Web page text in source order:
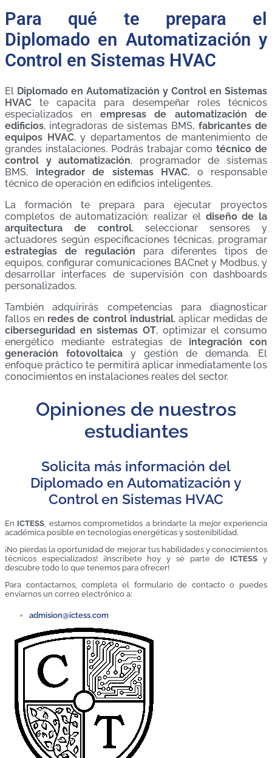
Para qué te prepara el
Diplomado en Automatización y
Control en Sistemas HVAC
El Diplomado en Automatización y Control en Sistemas
HVAC te capacita para desempeñar roles técnicos
especializados en empresas de automatización de
edificios, integradoras de sistemas BMS, fabricantes de
equipos HVAC, y departamentos de mantenimiento de
grandes instalaciones. Podrás trabajar comotécnico de
control y automatización, programador de sistemas
BMS, integrador de sistemas HVAC, o responsable
técnico de operación en edificios inteligentes.
La formación te prepara para ejecutar proyectos
completos de automatización: realizar el diseño de la
arquitectura de control, seleccionar sensores y
actuadores según especificaciones técnicas, programar
estrategias de regulación para diferentes tipos de
equipos, configurar comunicaciones BACnet y Modbus, y
desarrollar interfaces de supervisión con dashboards
personalizados.
También adquirirás competencias para diagnosticar
fallos en redes de control industrial, aplicar medidas de
ciberseguridad en sistemas OT, optimizar el consumo
energético mediante estrategias de integración con
generación fotovoltaica y gestión de demanda. El
enfoque práctico te permitirá aplicar inmediatamente los
conocimientos en instalaciones reales del sector.
Opiniones de nuestros
estudiantes
Solicita más información del
Diplomado en Automatización y
Control en Sistemas HVAC
En ICTESS , estamos comprometidos a brindarte la mejor experiencia
académica posible en tecnologías energéticas y sostenibilidad.
¡No pierdas la oportunidad de mejorar tus habilidades y conocimientos
técnicos especializados! ¡Inscríbete hoy y sé parte de ICTESS y
descubre todo lo que tenemos para ofrecer!
Para contactarnos, completa el formulario de contacto o puedes
enviarnos un correo electrónico a:
admision@ictess.com